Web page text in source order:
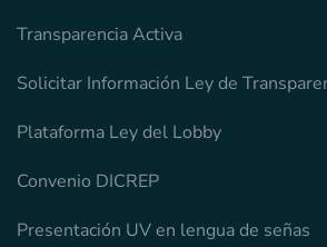
Transparencia Activa
Solicitar Información Ley de
Plataforma Ley del Lobby
Convenio DICREP
Presentación UV en lengua de señas